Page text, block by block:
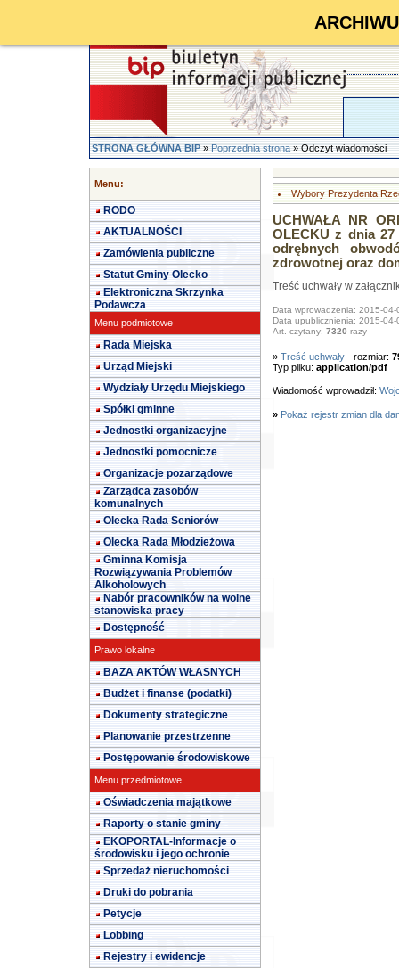
STRONA GŁÓWNA BIP»Poprzednia strona» Odczyt wiadomości
Menu:
RODO
AKTUALNOŚCI
Zamówienia publiczne
Statut Gminy Olecko
Elektroniczna Skrzynka
Podawcza
Menu podmiotowe
Rada Miejska
Urząd Miejski
Wydziały Urzędu Miejskiego
Spółki gminne
Jednostki organizacyjne
Jednostki pomocnicze
Organizacje pozarządowe
Zarządca zasobów
komunalnych
Olecka Rada Seniorów
Olecka Rada Młodzieżowa
Gminna Komisja
Rozwiązywania Problemów
Alkoholowych
Nabór pracowników na wolne
stanowiska pracy
Dostępność
Prawo lokalne
BAZA AKTÓW WŁASNYCH
Budżet i finanse (podatki)
Dokumenty strategiczne
Planowanie przestrzenne
Postępowanie środowiskowe
Menu przedmiotowe
Oświadczenia majątkowe
Raporty o stanie gminy
EKOPORTAL-Informacje o
środowisku i jego ochronie
Sprzedaż nieruchomości
Druki do pobrania
Petycje
Lobbing
Rejestry i ewidencje
Wybory Prezydenta
UCHWAŁA NR
OLECKU z dnia
odrębnych
zdrowotnej oraz
Treść uchwały w
Data wprowadzenia: 2015-04-
Data upublicznienia: 2015-04-
Art. czytany: 7320 razy
» Treść uchwały- rozmiar:
Typ pliku: application/pdf
Wiadomość wprowadził:
» Pokaż rejestr zmian dla